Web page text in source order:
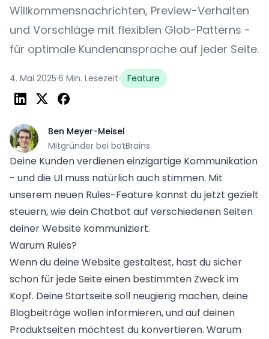
Willkommensnachrichten, Preview-Verhalten
und Vorschläge mit flexiblen Glob-Patterns -
für optimale Kundenansprache auf jeder Seite.
4. Mai 2025·6 Min. Lesezeit· Feature
Ben Meyer-Meisel
Mitgründer bei botBrains
Deine Kunden verdienen einzigartige Kommunikation
- und die UI muss natürlich auch stimmen. Mit
unserem neuen Rules-Feature kannst du jetzt gezielt
steuern, wie dein Chatbot auf verschiedenen Seiten
deiner Website kommuniziert.
Warum Rules?
Wenn du deine Website gestaltest, hast du sicher
schon für jede Seite einen bestimmten Zweck im
Kopf. Deine Startseite soll neugierig machen, deine
Blogbeiträge wollen informieren, und auf deinen
Produktseiten möchtest du konvertieren. Warum